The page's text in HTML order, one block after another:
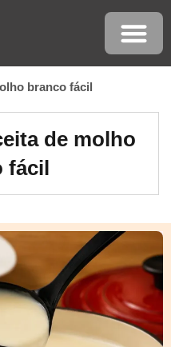
branco fácil
de molho
fácil